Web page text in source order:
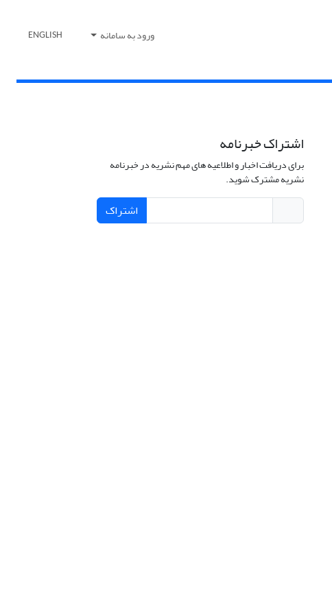
ورود به سامانه ENGLISH
اشتراک خبرنامه
برای دریافت اخبار و اطلاعیه های مهم نشریه در خبرنامه
نشریه مشترک شوید.
اشتراک